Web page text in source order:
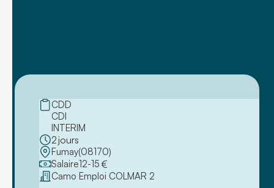
CDD
CDI
INTERIM
2jours
Fumay(08170)
Salaire12-15 €
Camo Emploi COLMAR 2